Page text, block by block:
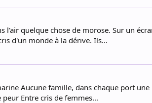
l'air quelque chose de morose. Sur un
d'un monde à la dérive. Ils...
Aucune famille, dans chaque port une
Entre cris de femmes...